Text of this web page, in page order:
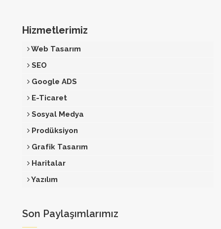
Hizmetlerimiz
Web Tasarım
SEO
Google ADS
E-Ticaret
Sosyal Medya
Prodüksiyon
Grafik Tasarım
Haritalar
Yazılım
Son Paylaşımlarımız